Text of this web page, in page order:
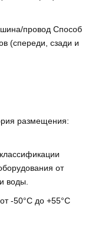
шина/провод Способ
(спереди, сзади и
размещения:
от
воды.
от -50°С до +55°С